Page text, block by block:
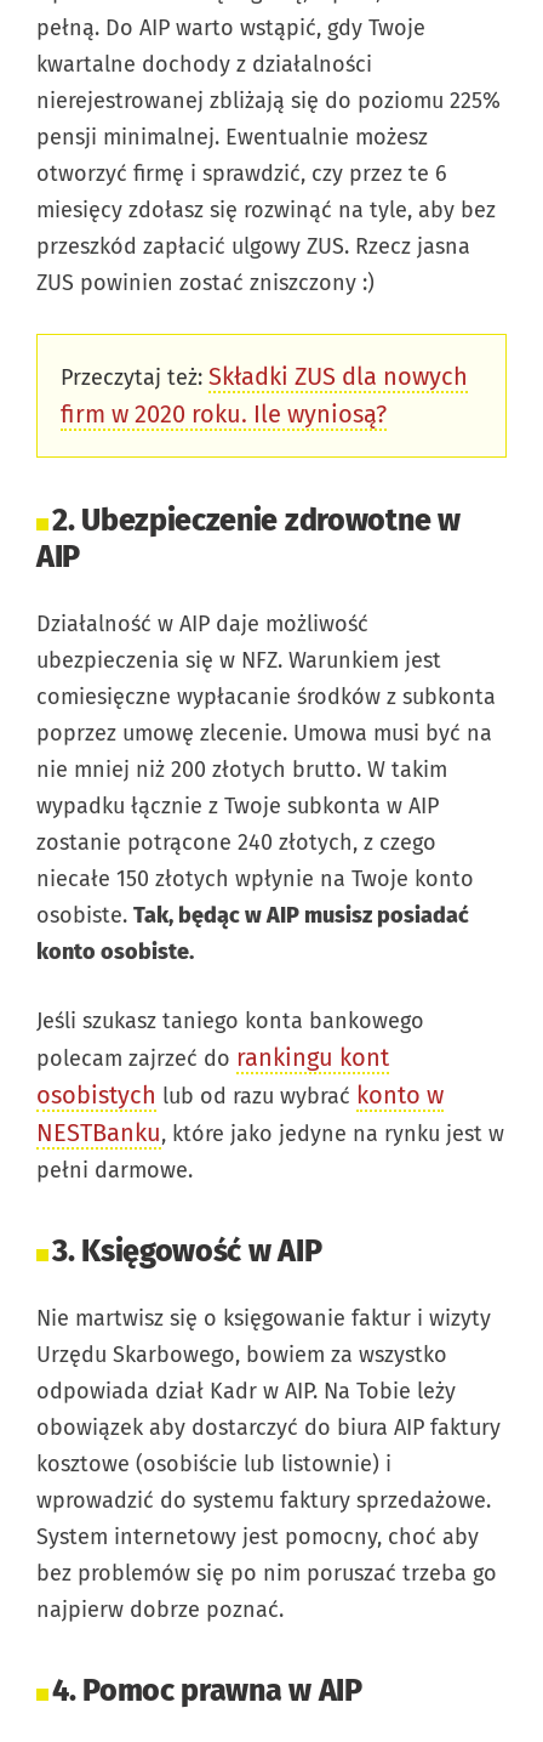
pełną. Do AIP warto wstąpić, gdy Twoje
kwartalne dochody z działalności
nierejestrowanej zbliżają się do poziomu 225%
pensji minimalnej. Ewentualnie możesz
otworzyć firmę i sprawdzić, czy przez te 6
miesięcy zdołasz się rozwinąć na tyle, aby bez
przeszkód zapłacić ulgowy ZUS. Rzecz jasna
ZUS powinien zostać zniszczony :)
Przeczytaj też: Składki ZUS dla nowych
firm w 2020 roku. Ile wyniosą?
2. Ubezpieczenie zdrowotne w
AIP
Działalność w AIP daje możliwość
ubezpieczenia się w NFZ. Warunkiem jest
comiesięczne wypłacanie środków z subkonta
poprzez umowę zlecenie. Umowa musi być na
nie mniej niż 200 złotych brutto. W takim
wypadku łącznie z Twoje subkonta w AIP
zostanie potrącone 240 złotych, z czego
niecałe 150 złotych wpłynie na Twoje konto
osobiste. Tak, będąc w AIP musisz posiadać
konto osobiste.
Jeśli szukasz taniego konta bankowego
polecam zajrzeć do rankingu kont
osobistych lub od razu wybrać konto w
NESTBanku, które jako jedyne na rynku jest w
pełni darmowe.
3. Księgowość w AIP
Nie martwisz się o księgowanie faktur i wizyty
Urzędu Skarbowego, bowiem za wszystko
odpowiada dział Kadr w AIP. Na Tobie leży
obowiązek aby dostarczyć do biura AIP faktury
kosztowe (osobiście lub listownie) i
wprowadzić do systemu faktury sprzedażowe.
System internetowy jest pomocny, choć aby
bez problemów się po nim poruszać trzeba go
najpierw dobrze poznać.
4. Pomoc prawna w AIP